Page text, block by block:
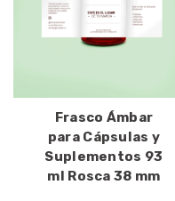
Frasco Ámbar
para Cápsulas y
Suplementos 93
ml Rosca 38 mm